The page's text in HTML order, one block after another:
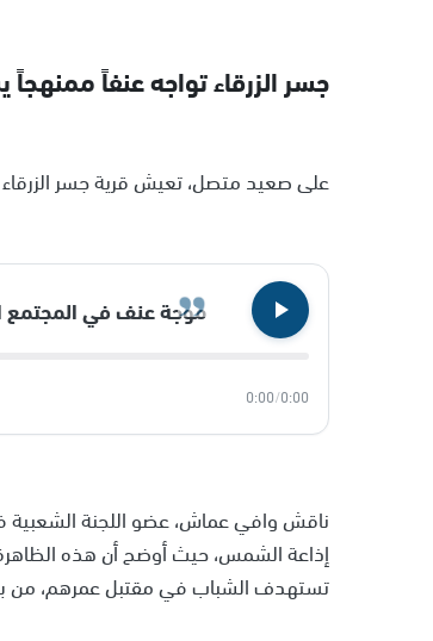
جسر الزرقاء تواجه عنفاً
على صعيد متصل، تعيش قرية جسر الزرقاء
موجة عنف في المجتمع العربي: 3 جرائم قتل تهز دالية الكرمل
0:00
/
0:00
ناقش وافي عماش، عضو اللجنة الشعبية
إذاعة الشمس، حيث أوضح أن هذه
تستهدف الشباب في مقتبل عمرهم، من